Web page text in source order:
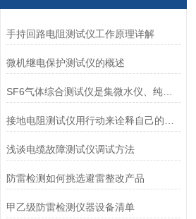
手持回路电阻测试仪工作原理详解
微机继电保护测试仪的概述
SF6气体综合测试仪是集微水仪、纯度仪、分解产物仪于一体
浅谈电缆故障测试仪调试方法
防雷检测如何挑选避雷整改产品
甲乙级防雷检测仪器设备清单